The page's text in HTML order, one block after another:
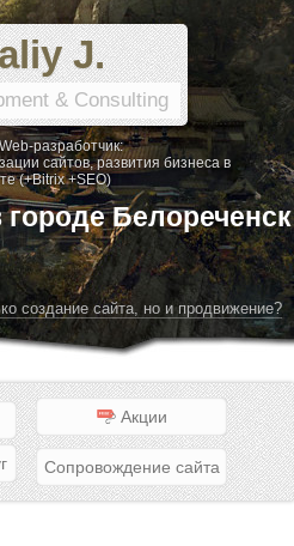
J.
& Consulting
разработчик:
сайтов, развития бизнеса в
(+Bitrix +SEO)
Белореченск
создание сайта, но и продвижение?
Акции
Сопровождение сайта